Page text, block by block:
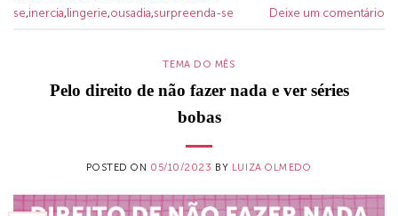
se,inercia,lingerie,ousadia,surpreenda-se Deixe um comentário
TEMA DO MÊS
Pelo direito de não fazer nada e ver séries
bobas
POSTED ON 05/10/2023 BY LUIZA OLMEDO